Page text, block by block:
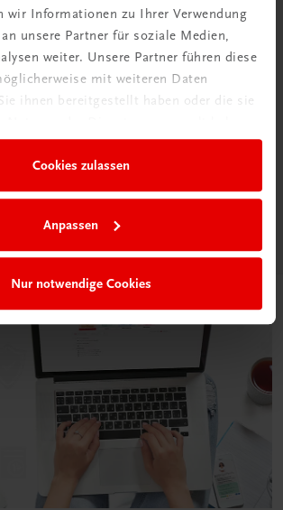
wir Informationen zu Ihrer Verwendung
unsere Partner für soziale Medien,
weiter. Unsere Partner führen diese
mit weiteren Daten
ihnen bereitgestellt haben oder die sie
Cookies zulassen
Anpassen
Nur notwendige Cookies